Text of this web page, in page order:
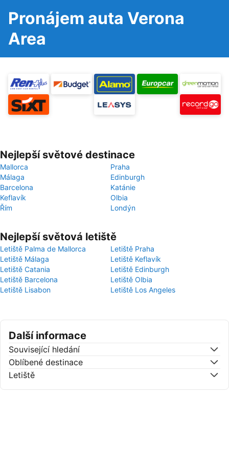
Pronájem auta Verona
Area
Nejlepší světové destinace
Mallorca
Praha
Málaga
Edinburgh
Barcelona
Katánie
Keflavík
Olbia
Řím
Londýn
Nejlepší světová letiště
Letiště Palma de Mallorca
Letiště Praha
Letiště Málaga
Letiště Keflavík
Letiště Catania
Letiště Edinburgh
Letiště Barcelona
Letiště Olbia
Letiště Lisabon
Letiště Los Angeles
Další informace
Související hledání
Oblíbené destinace
Letiště